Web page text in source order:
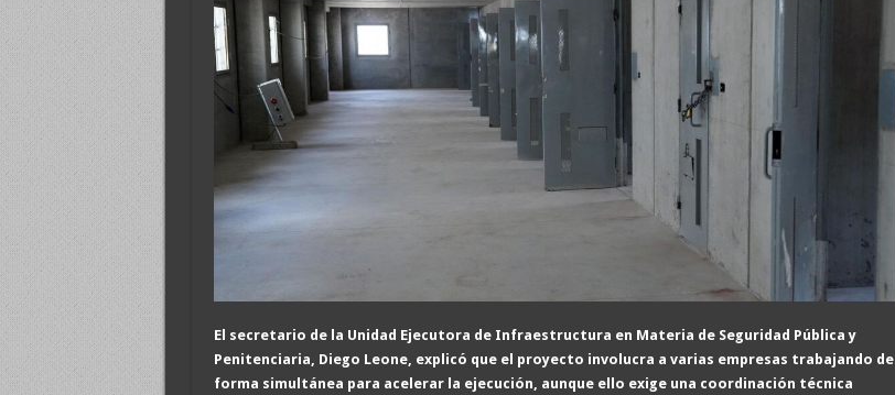
El secretario de la Unidad Ejecutora de Infraestructura en Materia de Seguridad Pública y
Penitenciaria, Diego Leone, explicó que el proyecto involucra a varias empresas trabajando de
forma simultánea para acelerar la ejecución, aunque ello exige una coordinación técnica